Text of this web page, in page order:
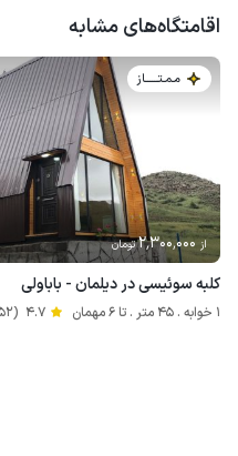
اقامتگاه‌های مشابه
مـمـتــــــاز
از 2٬300٬000تومان
کلبه سوئیسی در دیلمان - باباولی
1 خوابه . 45 متر . تا 6 مهمان 4.7 (52 نظر)